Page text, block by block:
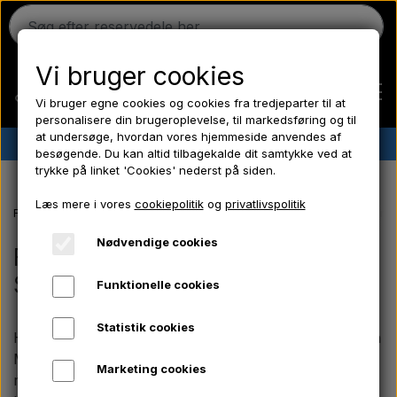
Ferguson
Massey Ferguson
✔︎ Dansk lager✔︎ Hurtig levering ✔︎ Lave priser
Forside Fordson reservedele Fordson Major/ Power Major/ Super
Fordson Major/ Power Major/
Super Major
Her finder du et stort udvalg af reservedele til Fordson
Major, Power Major og Super Major. Vi har alt fra
motorreservedele, koblingsdele og hydraulik til
Vi bruger cookies
Vi bruger egne cookies og cookies fra tredjeparter til at
personalisere din brugeroplevelse, til markedsføring og til
at undersøge, hvordan vores hjemmeside anvendes af
besøgende. Du kan altid tilbagekalde dit samtykke ved at
trykke på linket 'Cookies' nederst på siden.
Læs mere i vores cookiepolitikog privatlivspolitik
Nødvendige cookies
Funktionelle cookies
Statistik cookies
Marketing cookies